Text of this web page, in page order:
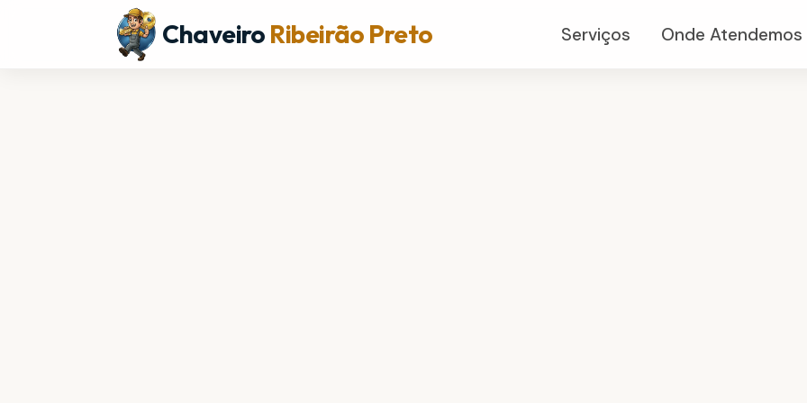
Chaveiro Ribeirão Preto Serviços Onde Atendemos